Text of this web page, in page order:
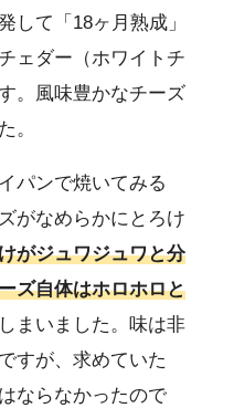
して「18ヶ月熟成」
ェダー（ホワイトチ
。風味豊かなチーズ
。
パンで焼いてみる
がなめらかにとろけ
がジュワジュワと分
ズ自体はホロホロと
まいました。味は非
すが、求めていた
ならなかったので